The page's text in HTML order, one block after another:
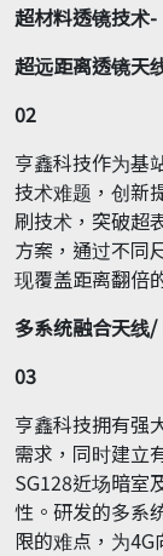
超材料透镜技术-
超远距离透镜天
02
亨鑫科技作为基
技术难题，创新
刷技术，突破超
方案，通过不同
现覆盖距离翻倍
多系统融合天线/
03
亨鑫科技拥有强
需求，同时建立
SG128近场暗室
性。研发的多系
限的难点，为4G